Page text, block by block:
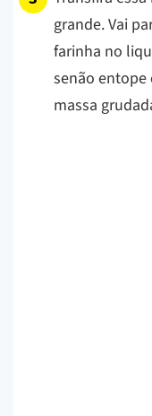
grande. Vai
farinha no
senão entope
massa